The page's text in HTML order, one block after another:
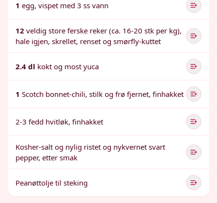
1 egg, vispet med 3 ss vann
12 veldig store ferske reker (ca. 16-20 stk per kg),
hale igjen, skrellet, renset og smørfly-kuttet
2.4 dl kokt og most yuca
1 Scotch bonnet-chili, stilk og frø fjernet, finhakket
2-3 fedd hvitløk, finhakket
Kosher-salt og nylig ristet og nykvernet svart
pepper, etter smak
Peanøttolje til steking